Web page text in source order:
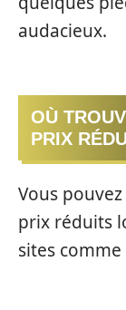
audacieux.
OÙ
PRIX
Vous
prix réduits
sites